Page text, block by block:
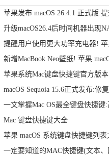
苹果系统Mac键盘快捷键官方版本
Mac 键盘快捷键大全